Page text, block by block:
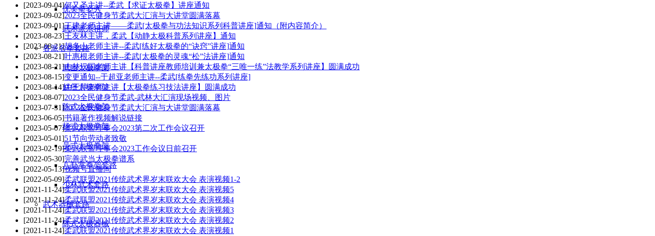
优美拳姿秀
武术派系祖师
各派名拳套路
武当太极拳架
赵堡太极拳架
陈式太极拳架
杨式太极拳架
吴式太极拳架
八卦掌拳架套路
少林武术套路
武术器械套路
陈式太极器械
[2023-09-04]何又圣主讲--柔武【求证太极拳】讲座通知
[2023-09-02]2023全民健身节柔武大汇演与大讲堂圆满落幕
[2023-09-01]王建老师主讲——柔武[太极拳与功法知识系列科普讲座]通知（附内容简介）
[2023-08-23]王友林主讲，柔武【动静太极科普系列讲座】通知
[2023-08-21]胡多山老师主讲--柔武[练好太极拳的“诀窍”讲座]通知
[2023-08-21]叶惠根老师主讲--柔武[太极拳的灵魂“松”法讲座]通知
[2023-08-21]由林汉国老师主讲【科普讲座教师培训兼太极拳“三唯一练”法教学系列讲座】圆满成功
[2023-08-15]变更通知--于超亚老师主讲--柔武[练拳先练功系列讲座]
[2023-08-14]由王萍老师主讲【太极拳练习技法讲座】圆满成功
[2023-08-07]2023全民健身节柔武-武林大汇演现场视频、图片
[2023-07-31]2023全民健身节柔武大汇演与大讲堂圆满落幕
[2023-06-05]书籍著作视频解说链接
[2023-05-07]柔武联盟理事会2023第二次工作会议召开
[2023-05-01]51节向劳动者致敬
[2023-02-19]柔武联盟理事会2023工作会议日前召开
[2022-05-30]完善武当太极拳谱系
[2022-05-13]视频号直播间
[2022-05-09]柔武联盟2021传统武术界岁末联欢大会 表演视频1-2
[2021-11-24]柔武联盟2021传统武术界岁末联欢大会 表演视频5
[2021-11-24]柔武联盟2021传统武术界岁末联欢大会 表演视频4
[2021-11-24]柔武联盟2021传统武术界岁末联欢大会 表演视频3
[2021-11-24]柔武联盟2021传统武术界岁末联欢大会 表演视频2
[2021-11-24]柔武联盟2021传统武术界岁末联欢大会 表演视频1